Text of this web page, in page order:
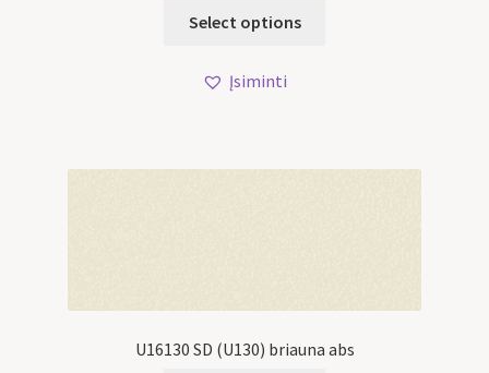
Select options
Įsiminti
U16130 SD (U130) briauna abs